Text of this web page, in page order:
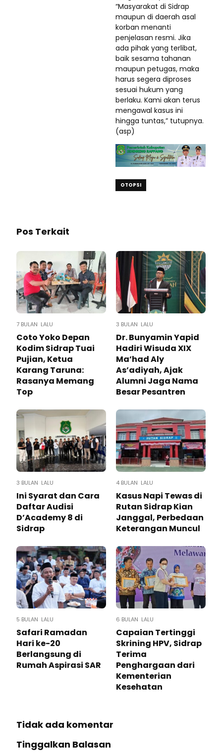
“Masyarakat di Sidrap
maupun di daerah asal
korban menanti
penjelasan resmi. Jika
ada pihak yang terlibat,
baik sesama tahanan
maupun petugas, maka
harus segera diproses
sesuai hukum yang
berlaku. Kami akan terus
mengawal kasus ini
hingga tuntas,” tutupnya.
(asp)
OTOPSI
Pos Terkait
7 BULAN LALU
Coto Yoko Depan
Kodim Sidrap Tuai
Pujian, Ketua
Karang Taruna:
Rasanya Memang
Top
3 BULAN LALU
Dr. Bunyamin Yapid
Hadiri Wisuda XIX
Ma’had Aly
As’adiyah, Ajak
Alumni Jaga Nama
Besar Pesantren
3 BULAN LALU
Ini Syarat dan Cara
Daftar Audisi
D’Academy 8 di
Sidrap
4 BULAN LALU
Kasus Napi Tewas di
Rutan Sidrap Kian
Janggal, Perbedaan
Keterangan Muncul
5 BULAN LALU
Safari Ramadan
Hari ke-20
Berlangsung di
Rumah Aspirasi SAR
6 BULAN LALU
Capaian Tertinggi
Skrining HPV, Sidrap
Terima
Penghargaan dari
Kementerian
Kesehatan
Tidak ada komentar
Tinggalkan Balasan